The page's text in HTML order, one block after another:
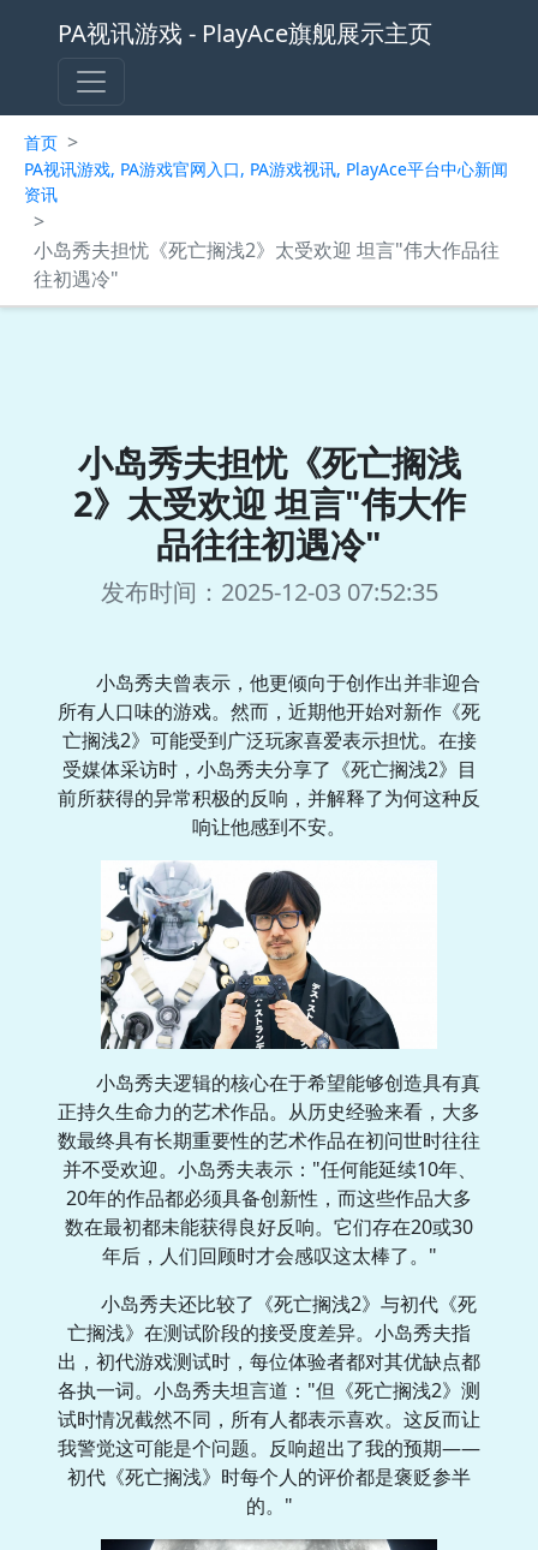
PA视讯游戏 - PlayAce旗舰展示主页
首页 >
PA视讯游戏, PA游戏官网入口, PA游戏视讯, PlayAce平台中心新闻
资讯
>
小岛秀夫担忧《死亡搁浅2》太受欢迎 坦言"伟大作品往
往初遇冷"
小岛秀夫担忧《死亡搁浅
2》太受欢迎 坦言"伟大作
品往往初遇冷"
发布时间：2025-12-03 07:52:35
小岛秀夫曾表示，他更倾向于创作出并非迎合
所有人口味的游戏。然而，近期他开始对新作《死
亡搁浅2》可能受到广泛玩家喜爱表示担忧。在接
受媒体采访时，小岛秀夫分享了《死亡搁浅2》目
前所获得的异常积极的反响，并解释了为何这种反
响让他感到不安。
小岛秀夫逻辑的核心在于希望能够创造具有真
正持久生命力的艺术作品。从历史经验来看，大多
数最终具有长期重要性的艺术作品在初问世时往往
并不受欢迎。小岛秀夫表示："任何能延续10年、
20年的作品都必须具备创新性，而这些作品大多
数在最初都未能获得良好反响。它们存在20或30
年后，人们回顾时才会感叹这太棒了。"
小岛秀夫还比较了《死亡搁浅2》与初代《死
亡搁浅》在测试阶段的接受度差异。小岛秀夫指
出，初代游戏测试时，每位体验者都对其优缺点都
各执一词。小岛秀夫坦言道："但《死亡搁浅2》测
试时情况截然不同，所有人都表示喜欢。这反而让
我警觉这可能是个问题。反响超出了我的预期——
初代《死亡搁浅》时每个人的评价都是褒贬参半
的。"